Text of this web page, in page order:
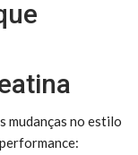
mudanças no estilo